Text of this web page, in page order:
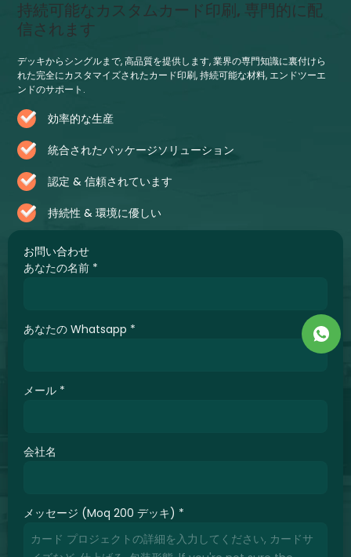
お問い合わせ
あなたの名前 *
あなたの Whatsapp *
メール *
会社名
メッセージ (Moq 200 デッキ) *
持続可能なカスタムカード印刷, 専門的に配
信されます
デッキからシングルまで, 高品質を提供します, 業界の専門知識に裏付けら
れた完全にカスタマイズされたカード印刷, 持続可能な材料, エンドツーエ
ンドのサポート.
効率的な生産
統合されたパッケージソリューション
認定 & 信頼されています
持続性 & 環境に優しい